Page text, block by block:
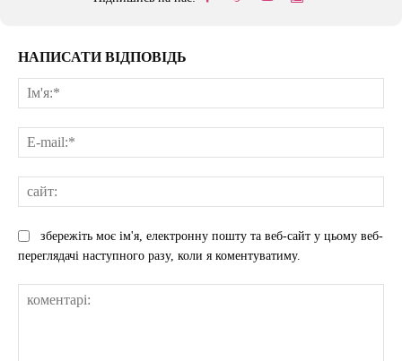
НАПИСАТИ ВІДПОВІДЬ
збережіть моє ім'я, електронну пошту та веб-сайт у цьому веб-
переглядачі наступного разу, коли я коментуватиму.